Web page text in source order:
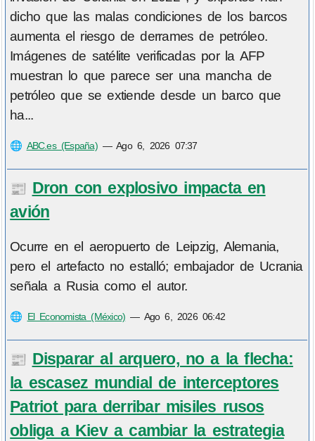
dicho que las malas condiciones de los barcos
aumenta el riesgo de derrames de petróleo.
Imágenes de satélite verificadas por la AFP
muestran lo que parece ser una mancha de
petróleo que se extiende desde un barco que
ha...
🌐 ABC.es (España)—Ago 6, 2026 07:37
📰 Dron con explosivo impacta en
avión
Ocurre en el aeropuerto de Leipzig, Alemania,
pero el artefacto no estalló; embajador de Ucrania
señala a Rusia como el autor.
🌐 El Economista (México) — Ago 6, 2026 06:42
📰 Disparar al arquero, no a la flecha:
la escasez mundial de interceptores
Patriot para derribar misiles rusos
obliga a Kiev a cambiar la estrategia